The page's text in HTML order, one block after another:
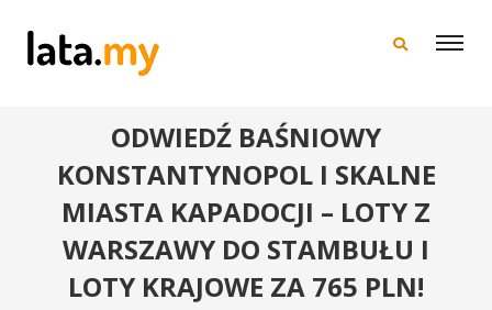
ODWIEDŹ BAŚNIOWY
KONSTANTYNOPOL I SKALNE
MIASTA KAPADOCJI – LOTY Z
WARSZAWY DO STAMBUŁU I
LOTY KRAJOWE ZA 765 PLN!